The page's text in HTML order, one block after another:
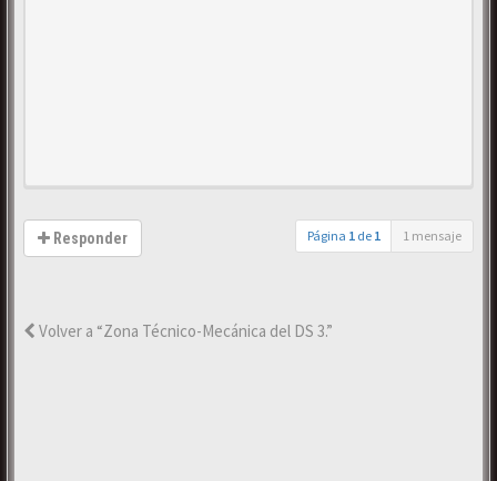
Responder Página 1 de 1 1 mensaje
Volver a “Zona Técnico-Mecánica del DS 3.”